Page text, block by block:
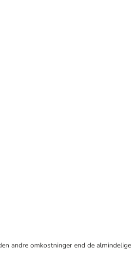
andre omkostninger end de almindelige